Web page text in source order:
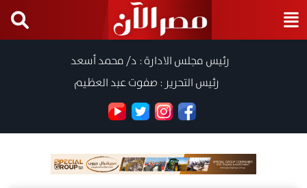
رئيس مجلس الادارة : د/ محمد أسعد
رئيس التحرير : صفوت عبد العظيم